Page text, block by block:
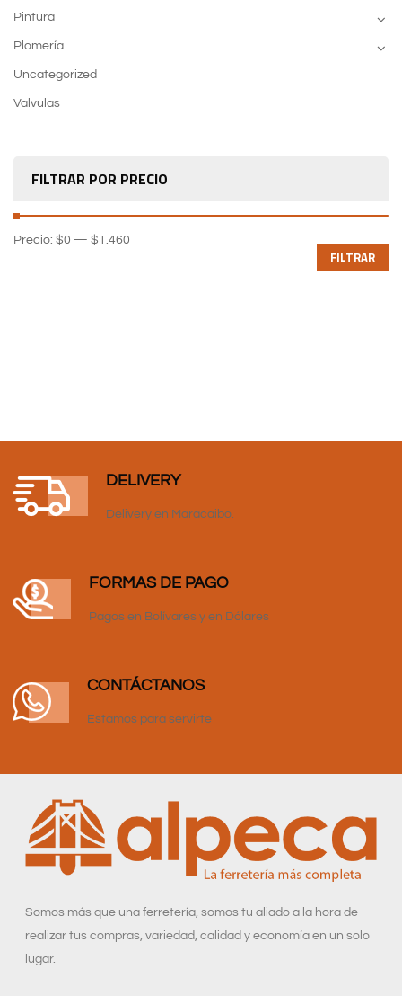
Pintura
Plomería
Uncategorized
Valvulas
FILTRAR POR PRECIO
FILTRAR
Precio: $0 — $1.460
DELIVERY
Delivery en Maracaibo.
FORMAS DE PAGO
Pagos en Bolívares y en Dólares
CONTÁCTANOS
Estamos para servirte
Somos más que una ferretería, somos tu aliado a la hora de
realizar tus compras, variedad, calidad y economía en un solo
lugar.